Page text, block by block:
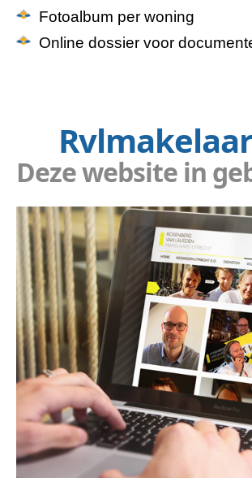
Fotoalbum per woning
Online dossier voor
Deze website in